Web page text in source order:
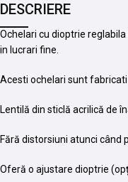
DESCRIERE
Ochelari cu dioptrie
in lucrari fine.
Acesti ochelari sunt fabricati
Lentilă din sticlă acrilică de
Fără distorsiuni atunci când
Oferă o ajustare dioptrie